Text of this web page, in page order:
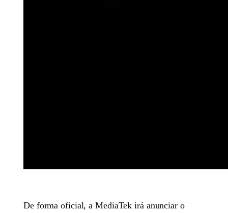
De forma oficial, a MediaTek irá anunciar o